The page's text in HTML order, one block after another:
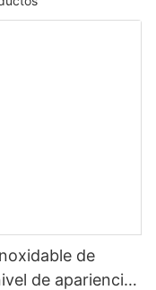
de
de apariencia